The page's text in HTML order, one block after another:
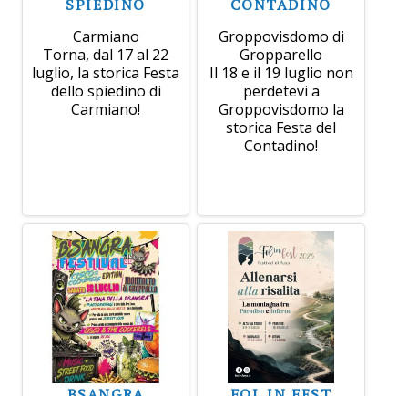
SPIEDINO
Carmiano
Torna, dal 17 al 22
luglio, la storica Festa
dello spiedino di
Carmiano!
CONTADINO
Groppovisdomo di
Gropparello
Il 18 e il 19 luglio non
perdetevi a
Groppovisdomo la
storica Festa del
Contadino!